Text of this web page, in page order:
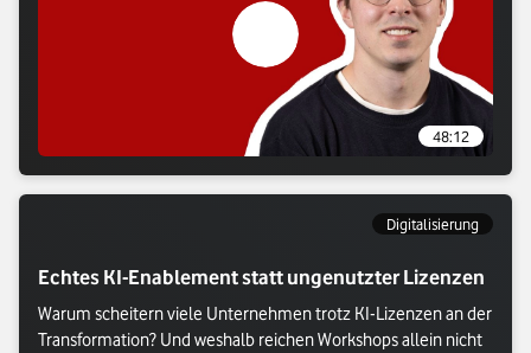
Verlasse Vodafone Webseite: Zum
48:12
Digitalisierung
Echtes KI-Enablement statt ungenutzter Lizenzen
Warum scheitern viele Unternehmen trotz KI-Lizenzen an der
Transformation? Und weshalb reichen Workshops allein nicht